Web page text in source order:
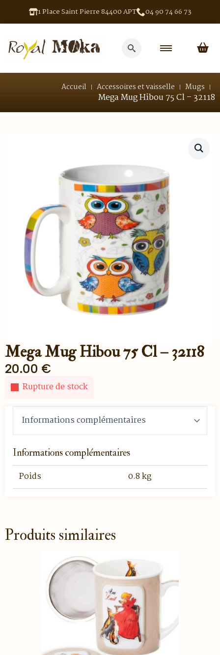
1 Place Saint Pierre 84400 APT 04 90 74 66 73
for:
Accueil Accessoires et vaisselle Mugs
Mega Mug Hibou 75 Cl – 32118
Mega Mug Hibou 75 Cl – 32118
20.00 €
Rupture de stock
Informations complémentaires
Poids 0.8 kg
Produits similaires